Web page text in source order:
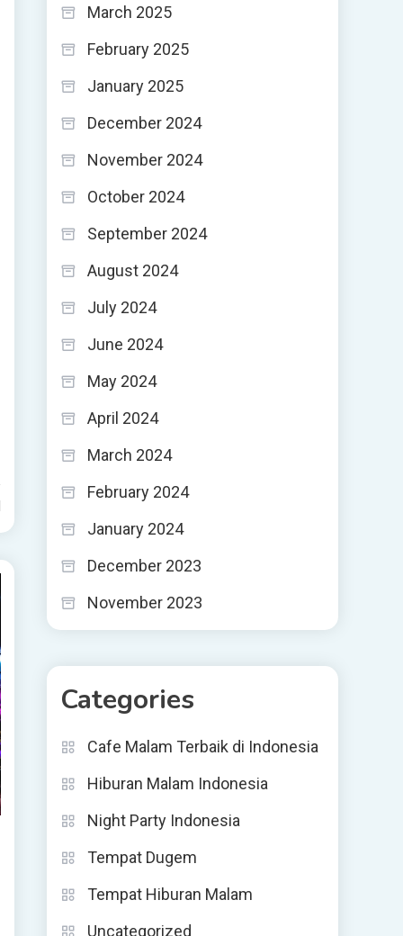
March 2025
February 2025
January 2025
December 2024
November 2024
October 2024
September 2024
August 2024
July 2024
June 2024
May 2024
April 2024
March 2024
February 2024
January 2024
December 2023
November 2023
Categories
Cafe Malam Terbaik di Indonesia
Hiburan Malam Indonesia
Night Party Indonesia
Tempat Dugem
Tempat Hiburan Malam
Uncategorized